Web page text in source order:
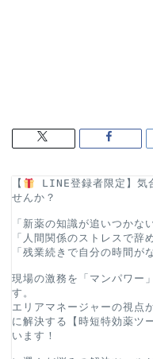
【
LINE登録者限定】気
せんか？
「新薬の知識が追いつかな
「人間関係のストレスで辞
「残業続きで自分の時間が
現場の激務を「マンパワー
す。
エリアマネージャーの視点
に解決する【時短特効薬ツ
います！